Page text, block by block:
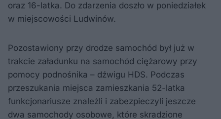
oraz 16-latka. Do zdarzenia doszło w poniedziałek
w miejscowości Ludwinów.
Pozostawiony przy drodze samochód był już w
trakcie załadunku na samochód ciężarowy przy
pomocy podnośnika – dźwigu HDS. Podczas
przeszukania miejsca zamieszkania 52-latka
funkcjonariusze znaleźli i zabezpieczyli jeszcze
dwa samochody osobowe, które skradzione